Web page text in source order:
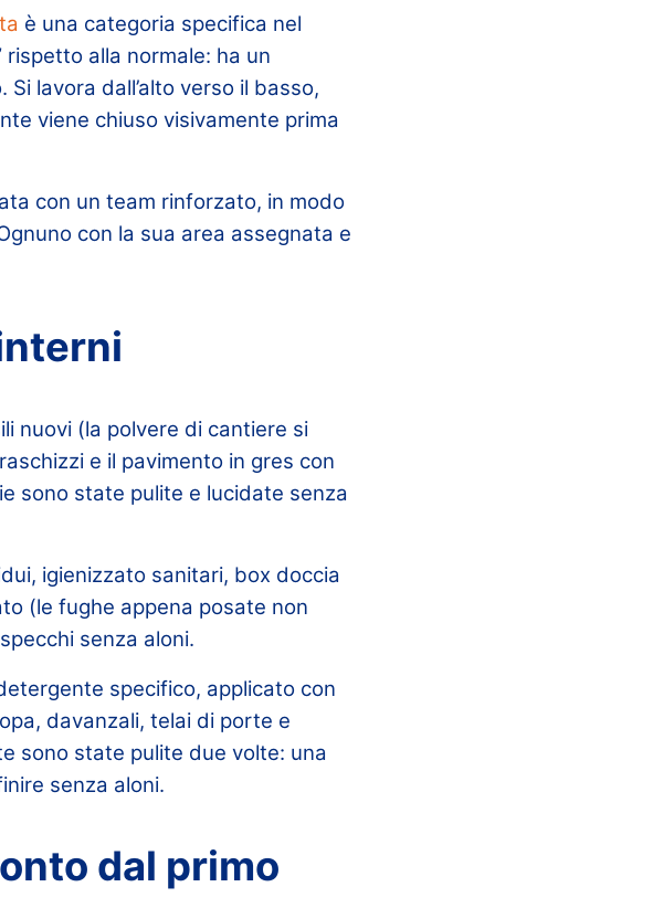
è una categoria specifica nel
alla normale: ha un
lavora dall’alto verso il basso,
viene chiuso visivamente prima
con un team rinforzato, in modo
con la sua area assegnata e
nuovi (la polvere di cantiere si
e il pavimento in gres con
sono state pulite e lucidate senza
igienizzato sanitari, box doccia
(le fughe appena posate non
senza aloni.
specifico, applicato con
davanzali, telai di porte e
sono state pulite due volte: una
senza aloni.
dal primo